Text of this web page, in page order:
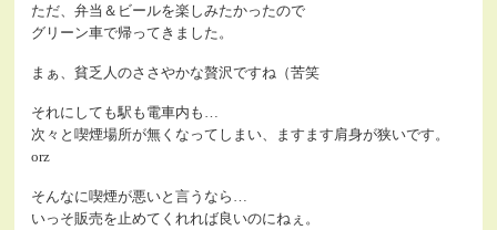
ただ、弁当＆ビールを楽しみたかったので
グリーン車で帰ってきました。
まぁ、貧乏人のささやかな贅沢ですね（苦笑
それにしても駅も電車内も…
次々と喫煙場所が無くなってしまい、ますます肩身が狭いです。
orz
そんなに喫煙が悪いと言うなら…
いっそ販売を止めてくれれば良いのにねぇ。